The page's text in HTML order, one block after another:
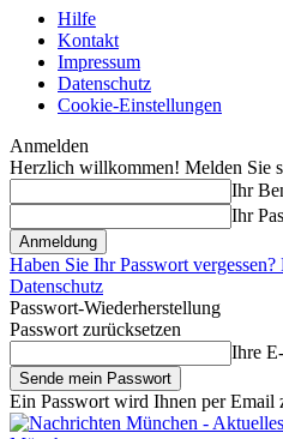
Hilfe
Kontakt
Impressum
Datenschutz
Cookie-Einstellungen
Anmelden
Herzlich willkommen! Melden Sie
Ihr
Ihr
Haben Sie Ihr Passwort
Datenschutz
Passwort-Wiederherstellung
Passwort zurücksetzen
Ihre
Ein Passwort wird Ihnen per Email